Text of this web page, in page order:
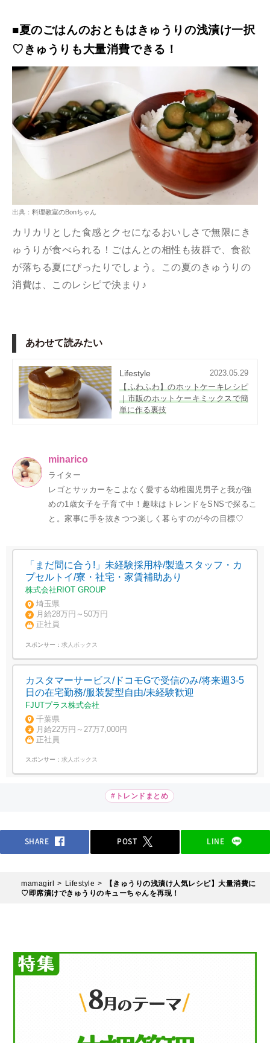
■夏のごはんのおともはきゅうりの浅漬け一択
♡きゅうりも大量消費できる！
出典： 料理教室のBonちゃん
カリカリとした食感とクセになるおいしさで無限にき
ゅうりが食べられる！ごはんとの相性も抜群で、食欲
が落ちる夏にぴったりでしょう。この夏のきゅうりの
消費は、このレシピで決まり♪
あわせて読みたい
Lifestyle
2023.05.29
【ふわふわ】のホットケーキレシピ
｜市販のホットケーキミックスで簡
単に作る裏技
minarico
ライター
レゴとサッカーをこよなく愛する幼稚園児男子と我が強
めの1歳女子を子育て中！趣味はトレンドをSNSで探るこ
と。家事に手を抜きつつ楽しく暮らすのが今の目標♡
「まだ間に合う!」未経験採用枠/製造スタッフ・カ
プセルトイ/寮・社宅・家賃補助あり
株式会社RIOT GROUP
埼玉県
月給28万円～50万円
正社員
スポンサー： 求人ボックス
カスタマーサービス/ドコモGで受信のみ/将来週3-5
日の在宅勤務/服装髪型自由/未経験歓迎
FJUTプラス株式会社
千葉県
月給22万円～27万7,000円
正社員
スポンサー： 求人ボックス
#トレンドまとめ
SHARE POST LINE
mamagirl Lifestyle
【きゅうりの浅漬け人気レシピ】大量消費に
♡即席漬けできゅうりのキューちゃんを再現！